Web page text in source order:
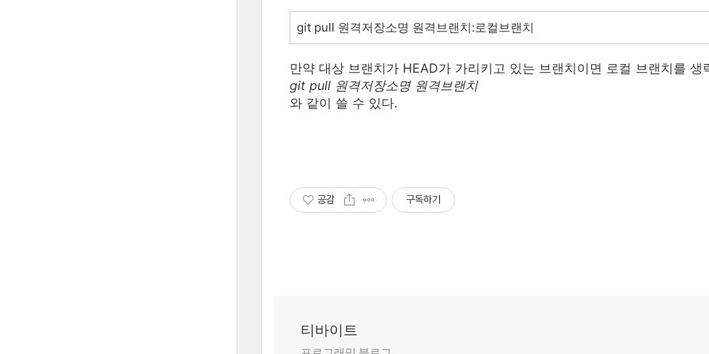
git pull 원격저장소명 원격브랜치:로컬브랜치
만약 대상 브랜치가 HEAD가 가리키고 있는 브랜치이면 로컬 브랜치를 생
git pull 원격저장소명 원격브랜치
와 같이 쓸 수 있다.
공감 구독하기
티바이트